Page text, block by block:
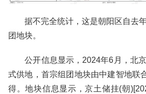
据不完全统计，这是朝阳区自去年
团地块。
公开信息显示，2024年6月，北京
式供地，首宗组团地块由中建智地联
得。地块信息显示，京土储挂(朝